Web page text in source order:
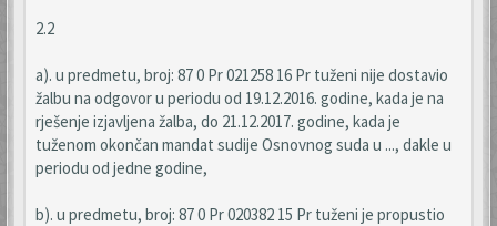
2.2
a). u predmetu, broj: 87 0 Pr 021258 16 Pr tuženi nije dostavio
žalbu na odgovor u periodu od 19.12.2016. godine, kada je na
rješenje izjavljena žalba, do 21.12.2017. godine, kada je
tuženom okončan mandat sudije Osnovnog suda u ..., dakle u
periodu od jedne godine,
b). u predmetu, broj: 87 0 Pr 020382 15 Pr tuženi je propustio